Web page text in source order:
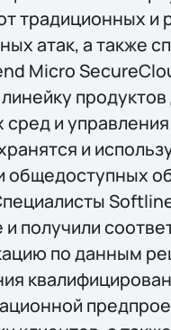
традиционных и
атак, а также
Micro
сред и
и
общедоступных
и получили
по данным